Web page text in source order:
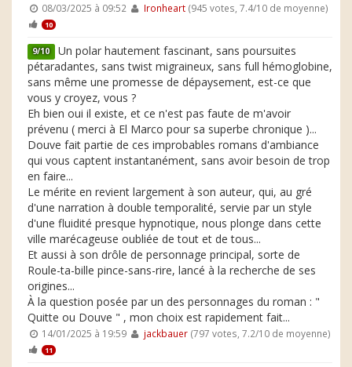
08/03/2025 à 09:52 Ironheart(945 votes, 7.4/10 de moyenne)
10
9/10 Un polar hautement fascinant, sans poursuites
pétaradantes, sans twist migraineux, sans full hémoglobine,
sans même une promesse de dépaysement, est-ce que
vous y croyez, vous ?
Eh bien oui il existe, et ce n'est pas faute de m'avoir
prévenu ( merci à El Marco pour sa superbe chronique )...
Douve fait partie de ces improbables romans d'ambiance
qui vous captent instantanément, sans avoir besoin de trop
en faire...
Le mérite en revient largement à son auteur, qui, au gré
d'une narration à double temporalité, servie par un style
d'une fluidité presque hypnotique, nous plonge dans cette
ville marécageuse oubliée de tout et de tous...
Et aussi à son drôle de personnage principal, sorte de
Roule-ta-bille pince-sans-rire, lancé à la recherche de ses
origines...
À la question posée par un des personnages du roman : "
Quitte ou Douve " , mon choix est rapidement fait...
14/01/2025 à 19:59 jackbauer(797 votes, 7.2/10 de moyenne)
11